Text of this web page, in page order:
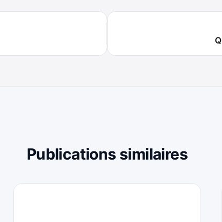
Publications similaires